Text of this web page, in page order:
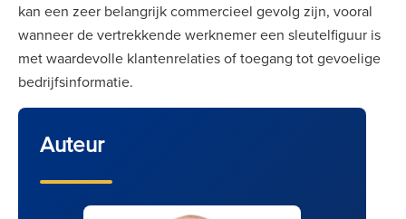
kan een zeer belangrijk commercieel gevolg zijn, vooral
wanneer de vertrekkende werknemer een sleutelfiguur is
met waardevolle klantenrelaties of toegang tot gevoelige
bedrijfsinformatie.
Auteur